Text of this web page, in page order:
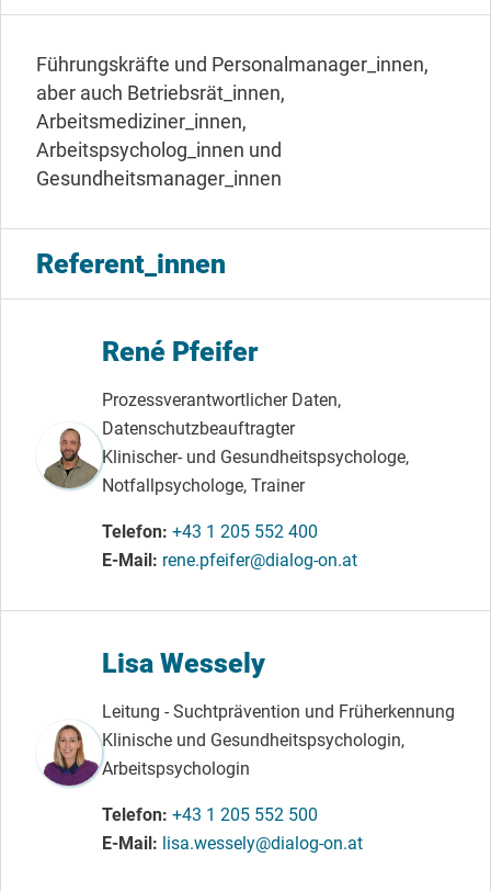
Führungskräfte und Personalmanager_innen,
aber auch Betriebsrät_innen,
Arbeitsmediziner_innen,
Arbeitspsycholog_innen und
Gesundheitsmanager_innen
Referent_innen
René Pfeifer
Prozessverantwortlicher Daten,
Datenschutzbeauftragter
Klinischer- und Gesundheitspsychologe,
Notfallpsychologe, Trainer
Telefon +43 1 205 552 400
E-Mail
rene.pfeifer@dialog-on.at
Lisa Wessely
Leitung - Suchtprävention und Früherkennung
Klinische und Gesundheitspsychologin,
Arbeitspsychologin
Telefon +43 1 205 552 500
E-Mail
lisa.wessely@dialog-on.at